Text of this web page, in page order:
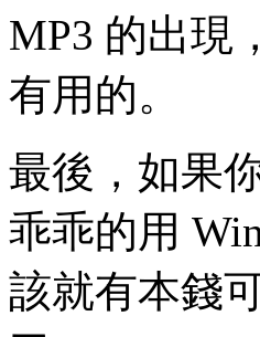
MP3 的出現
有用的。
最後，如果
乖乖的用
該就有本錢